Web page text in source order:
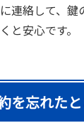
連絡して、鍵
と安心です。
を忘れた